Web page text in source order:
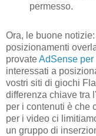
permesso.
Ora, le buone
posizionamenti
provateAdSense per
interessati a
vostri siti di giochi
differenza chiave tra
per i contenuti è che
per i video ci
un gruppo di